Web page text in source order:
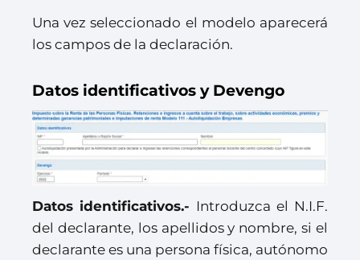
Una vez seleccionado el modelo aparecerá
los campos de la declaración.
Datos identificativos y Devengo
Datos identificativos.- Introduzca el N.I.F.
del declarante, los apellidos y nombre, si el
declarante es una persona física, autónomo